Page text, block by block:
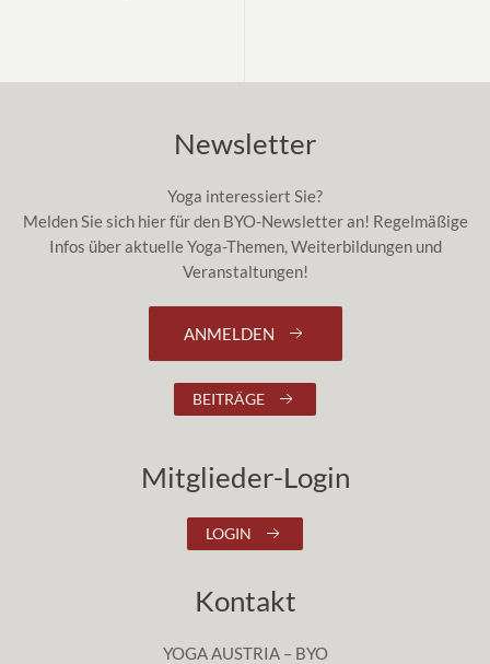
Newsletter
Yoga interessiert Sie?
Melden Sie sich hier für den BYO-Newsletter an! Regelmäßige
Infos über aktuelle Yoga-Themen, Weiterbildungen und
Veranstaltungen!
ANMELDEN
BEITRÄGE
Mitglieder-Login
LOGIN
Kontakt
YOGA AUSTRIA – BYO